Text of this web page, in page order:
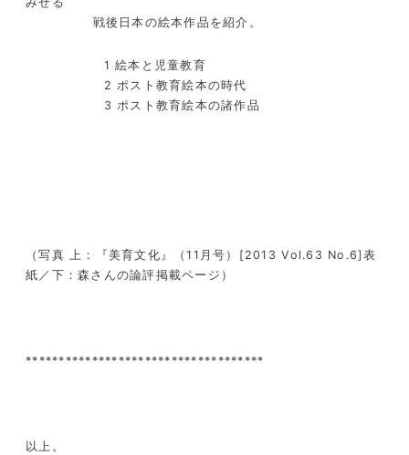
戦後日本の絵本作品を紹介。
1 絵本と児童教育
2 ポスト教育絵本の時代
3 ポスト教育絵本の諸作品
（写真 上：『美育文化』（11月号）[2013 Vol.63 No.6]表
紙／下：森さんの論評掲載ページ）
************************************
以上。